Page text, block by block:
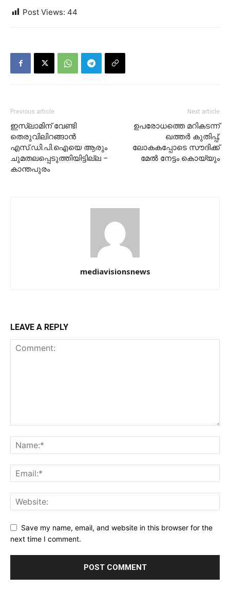
Post Views: 44
Previous article
ഇസ്ലാമിന് വേണ്ടി
തെരുവിലിറങ്ങാന്‍
എസ്.ഡി.പി.ഐയെ ആരും
ചുമതലപ്പെടുത്തിയിട്ടില്ല –
കാന്തപുരം
Next article
ഉപരോധത്തെ മറികടന്ന്
ഖത്തർ കുതിപ്പ്;
ലോകകപ്പോടെ സൗദിക്ക്
മേൽ നേട്ടം കൊയ്യും
mediavisionsnews
LEAVE A REPLY
Save my name, email, and website in this browser for the
next time I comment.